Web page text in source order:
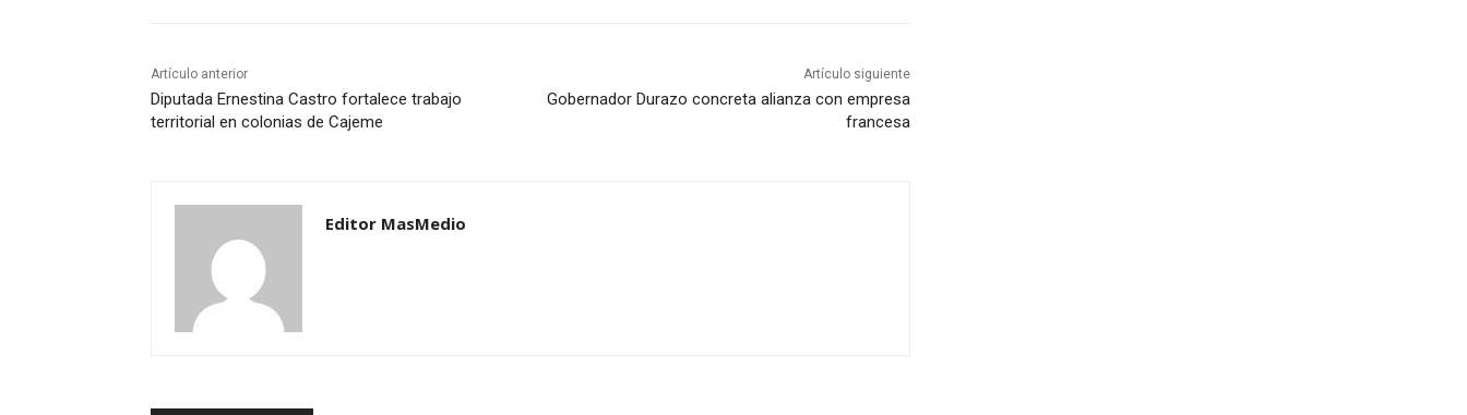
Artículo anterior
Diputada Ernestina Castro fortalece trabajo
territorial en colonias de Cajeme
Artículo siguiente
Gobernador Durazo concreta alianza con empresa
francesa
Editor MasMedio